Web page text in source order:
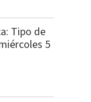
Tipo de
5